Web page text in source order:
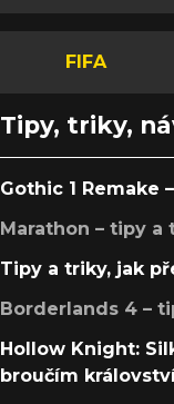
FIFA
Tipy, triky,
Gothic 1 Remake
Marathon – tipy a
Tipy a triky, jak
Borderlands 4 –
Hollow Knight:
broučím